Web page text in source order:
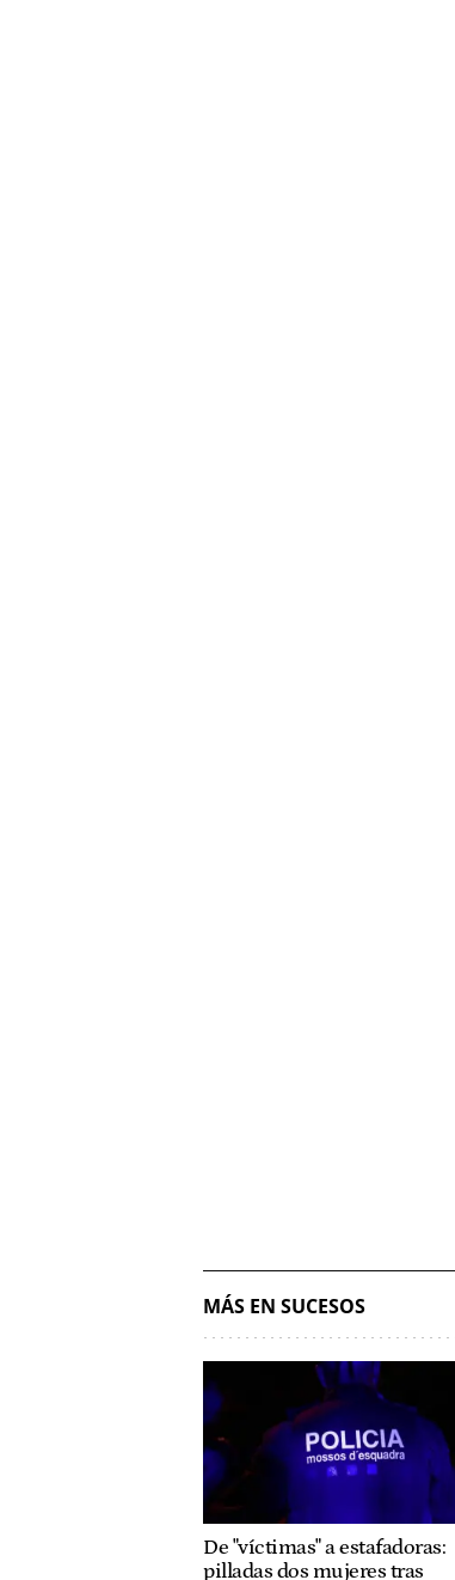
MÁS EN SUCESOS
De "víctimas" a estafadoras:
pilladas dos mujeres tras